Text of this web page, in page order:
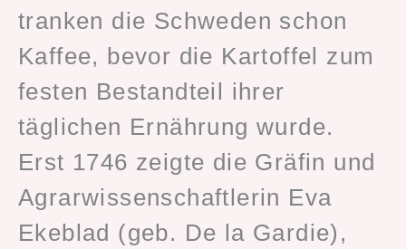
tranken die Schweden schon
Kaffee, bevor die Kartoffel zum
festen Bestandteil ihrer
täglichen Ernährung wurde.
Erst 1746 zeigte die Gräfin und
Agrarwissenschaftlerin Eva
Ekeblad (geb. De la Gardie),